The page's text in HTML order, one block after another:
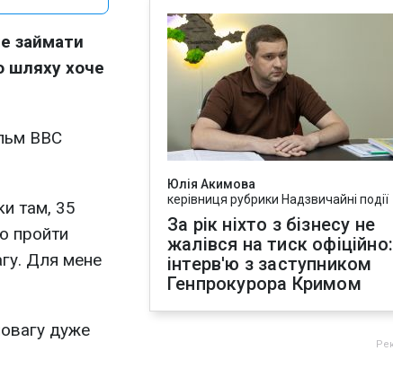
займати
шляху хоче
BBC
там, 35
пройти
Для мене
дуже
Юлія Акимова
керівниця рубрики Надзвичайні події
За рік ніхто з бізнесу не
жалівся на тиск офіційно:
інтерв'ю з заступником
Генпрокурора Кримом